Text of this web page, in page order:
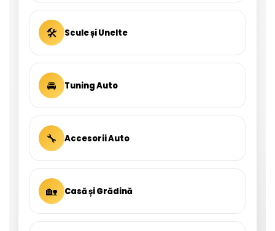
🛠 Scule și Unelte
🚘 Tuning Auto
🔧 Accesorii Auto
🏡 Casă și Grădină